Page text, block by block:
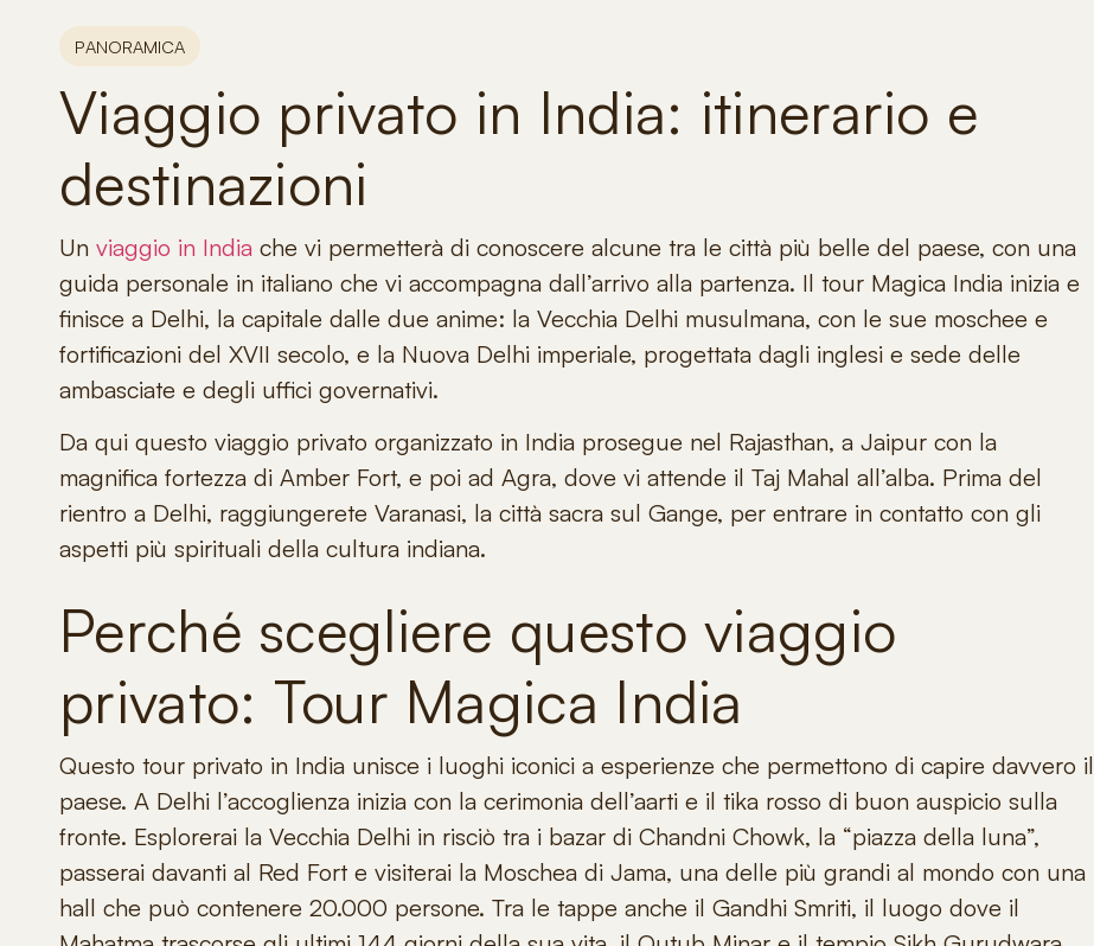
PANORAMICA
Viaggio privato in India: itinerario e
destinazioni
Un viaggio in India che vi permetterà di conoscere alcune tra le città più belle del paese, con una
guida personale in italiano che vi accompagna dall’arrivo alla partenza. Il tour Magica India inizia e
finisce a Delhi, la capitale dalle due anime: la Vecchia Delhi musulmana, con le sue moschee e
fortificazioni del XVII secolo, e la Nuova Delhi imperiale, progettata dagli inglesi e sede delle
ambasciate e degli uffici governativi.
Da qui questo viaggio privato organizzato in India prosegue nel Rajasthan, a Jaipur con la
magnifica fortezza di Amber Fort, e poi ad Agra, dove vi attende il Taj Mahal all’alba. Prima del
rientro a Delhi, raggiungerete Varanasi, la città sacra sul Gange, per entrare in contatto con gli
aspetti più spirituali della cultura indiana.
Perché scegliere questo viaggio
privato: Tour Magica India
Questo tour privato in India unisce i luoghi iconici a esperienze che permettono di capire davvero il
paese. A Delhi l’accoglienza inizia con la cerimonia dell’aarti e il tika rosso di buon auspicio sulla
fronte. Esplorerai la Vecchia Delhi in risciò tra i bazar di Chandni Chowk, la “piazza della luna”,
passerai davanti al Red Fort e visiterai la Moschea di Jama, una delle più grandi al mondo con una
hall che può contenere 20.000 persone. Tra le tappe anche il Gandhi Smriti, il luogo dove il